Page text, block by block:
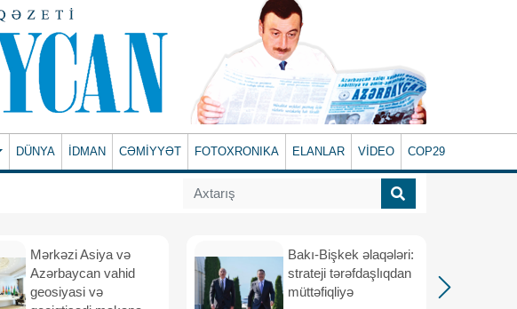
DÜNYA İDMAN CƏMİYYƏT FOTOXRONIKA ELANLAR VİDEO COP29
Mərkəzi Asiya və
Azərbaycan vahid
geosiyasi və
Bakı-Bişkek əlaqələri:
strateji tərəfdaşlıqdan
müttəfiqliyə